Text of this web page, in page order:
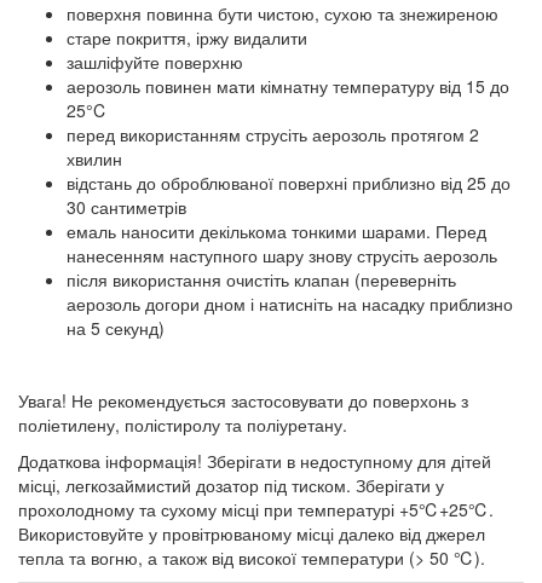
поверхня повинна бути чистою, сухою та знежиреною
старе покриття, іржу видалити
зашліфуйте поверхню
аерозоль повинен мати кімнатну температуру від 15 до
25°C
перед використанням струсіть аерозоль протягом 2
хвилин
відстань до оброблюваної поверхні приблизно від 25 до
30 сантиметрів
емаль наносити декількома тонкими шарами. Перед
нанесенням наступного шару знову струсіть аерозоль
після використання очистіть клапан (переверніть
аерозоль догори дном і натисніть на насадку приблизно
на 5 секунд)
Увага! Не рекомендується застосовувати до поверхонь з
поліетилену, полістиролу та поліуретану.
Додаткова інформація! Зберігати в недоступному для дітей
місці, легкозаймистий дозатор під тиском. Зберігати у
прохолодному та сухому місці при температурі +5℃+25℃.
Використовуйте у провітрюваному місці далеко від джерел
тепла та вогню, а також від високої температури (> 50 ℃).